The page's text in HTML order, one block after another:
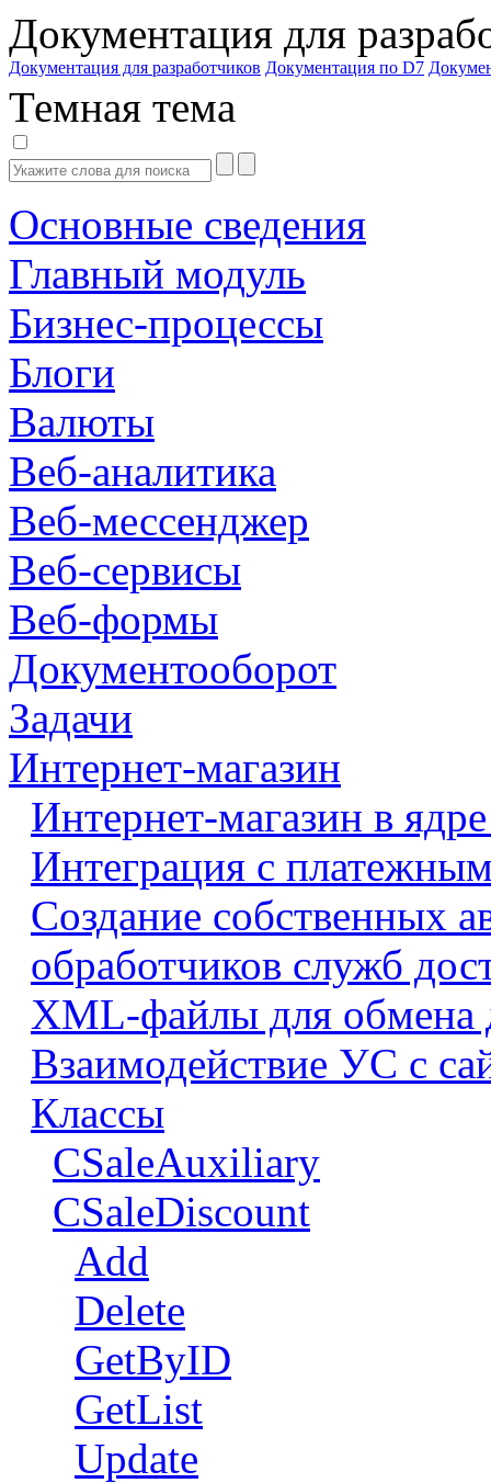
Документация для
Документация для разработчиков Документация по D7
Темная тема
Основные сведения
Главный модуль
Бизнес-процессы
Блоги
Валюты
Веб-аналитика
Веб-мессенджер
Веб-сервисы
Веб-формы
Документооборот
Задачи
Интернет-магазин
Интернет-магазин в
Интеграция с
Создание собственных
обработчиков служб
XML-файлы для обмена
Взаимодействие УС с
Классы
CSaleAuxiliary
CSaleDiscount
Add
Delete
GetByID
GetList
Update